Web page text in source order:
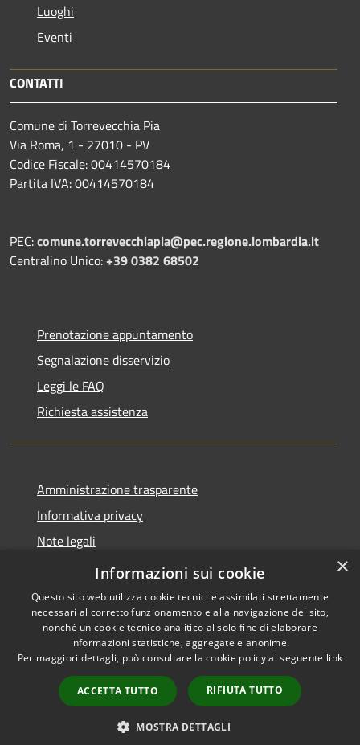
Luoghi
Eventi
CONTATTI
Comune di Torrevecchia Pia
Via Roma, 1 - 27010 - PV
Codice Fiscale: 00414570184
Partita IVA: 00414570184
PEC:comune.torrevecchiapia@pec.regione.lombardia.it
Centralino Unico:+39 0382 68502
Prenotazione appuntamento
Segnalazione disservizio
Leggi le FAQ
Richiesta assistenza
Amministrazione trasparente
Informativa privacy
Note legali
Dichiarazione di accessibilità
Accessibilità
Copyright © 2026 • Comune di
Torrevecchia Pia • Powered by
Municipium•
Accesso
redazione
×
Informazioni sui cookie
Questo sito web utilizza cookie tecnici e assimilati strettamente
necessari al corretto funzionamento e alla navigazione del sito,
nonché un cookie tecnico analitico al solo fine di elaborare
informazioni statistiche, aggregate e anonime.
Per maggiori dettagli, può consultare la cookie policy al seguente link
ACCETTA TUTTO RIFIUTA TUTTO
MOSTRA DETTAGLI